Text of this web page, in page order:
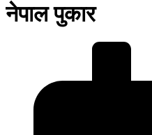
नेपाल पुकार